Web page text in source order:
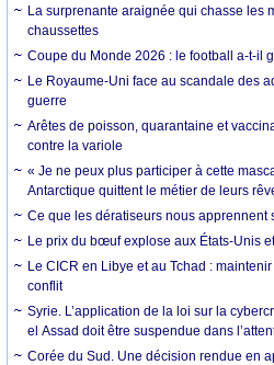
La surprenante araignée qui chasse les
chaussettes
Coupe du Monde 2026 : le football a-t-il
Le Royaume-Uni face au scandale des
guerre
Arêtes de poisson, quarantaine et
contre la variole
« Je ne peux plus participer à cette
Antarctique quittent le métier de leurs
Ce que les dératiseurs nous apprennent
Le prix du bœuf explose aux États-Unis
Le CICR en Libye et au Tchad :
conflit
Syrie. L’application de la loi sur la
el Assad doit être suspendue dans
Corée du Sud. Une décision rendue en